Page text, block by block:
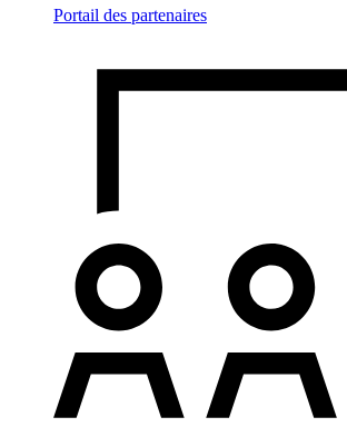
Portail des partenaires